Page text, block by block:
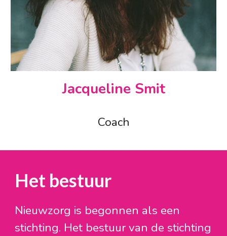
Jacqueline Smit
Coach
Het bestuur
Nieuwzorg is begonnen als een
stichting. Het bestuur van de stichting